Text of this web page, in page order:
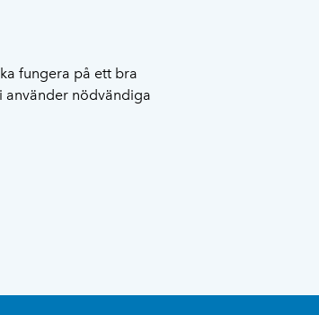
fungera på ett bra
använder nödvändiga